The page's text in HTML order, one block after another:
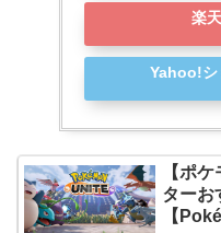
楽
Yahoo!シ
【ポ
ターお
【